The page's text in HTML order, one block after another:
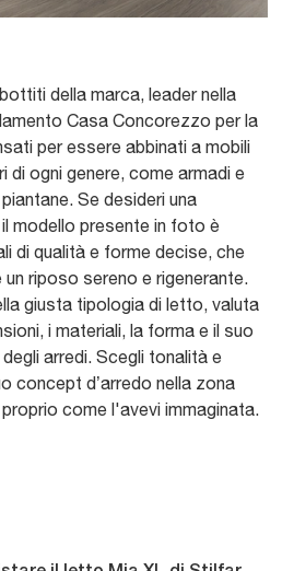
della marca, leader nella
Casa Concorezzo per la
per essere abbinati a mobili
di ogni genere, come armadi e
Se desideri una
modello presente in foto è
di qualità e forme decise, che
riposo sereno e rigenerante.
giusta tipologia di letto, valuta
i materiali, la forma e il suo
arredi. Scegli tonalità e
concept d’arredo nella zona
come l'avevi immaginata.